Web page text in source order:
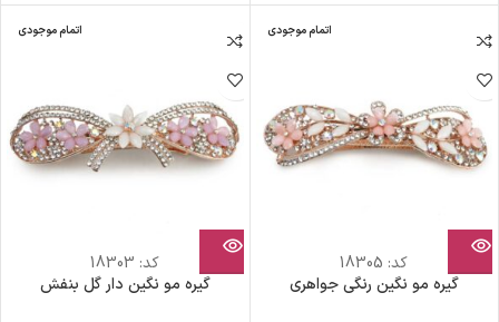
اتمام موجودی
کد: 18305
گیره مو نگین رنگی جواهری
اتمام موجودی
کد: 18303
گیره مو نگین دار گل بنفش